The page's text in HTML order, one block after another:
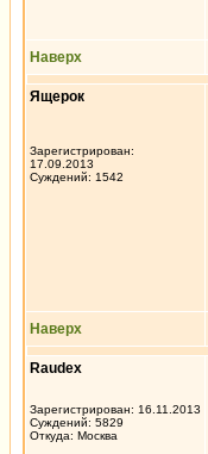
Наверх
Ящерок
Зарегистрирован:
17.09.2013
Суждений: 1542
Наверх
Raudex
Зарегистрирован: 16.11.2013
Суждений: 5829
Откуда: Москва